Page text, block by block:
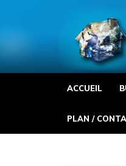
ACCUEIL
PLAN /